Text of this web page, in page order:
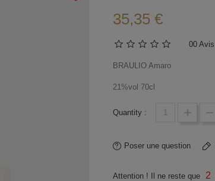
35,35 €
00 Avis
BRAULIO Amaro
21%vol 70cl
Quantity :
Poser une question
Attention ! Il ne reste que 2